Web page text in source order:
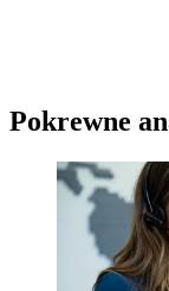
Pokrewne